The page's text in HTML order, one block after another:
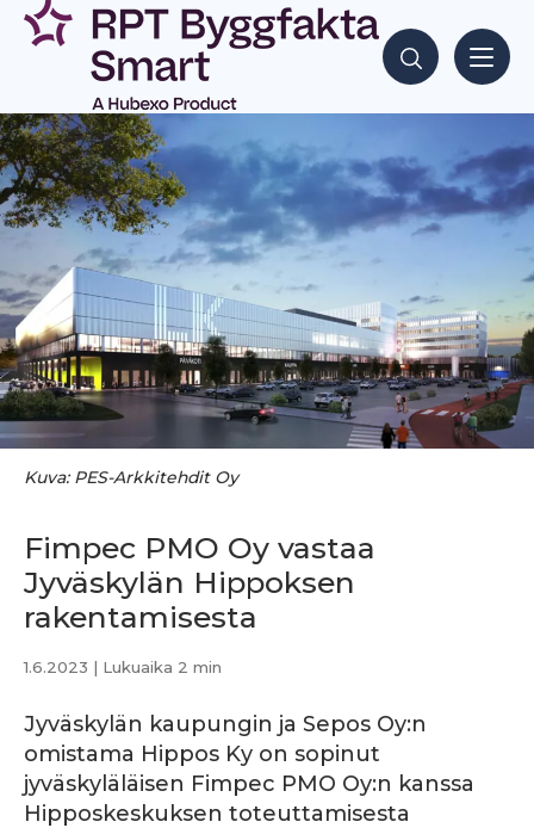
Siirry
sisältöön
Hae sisältöjä
Kuva: PES-Arkkitehdit Oy
Fimpec PMO Oy vastaa
Jyväskylän Hippoksen
rakentamisesta
1.6.2023 | Lukuaika 2 min
Jyväskylän kaupungin ja Sepos Oy:n
omistama Hippos Ky on sopinut
jyväskyläläisen Fimpec PMO Oy:n kanssa
Hipposkeskuksen toteuttamisesta